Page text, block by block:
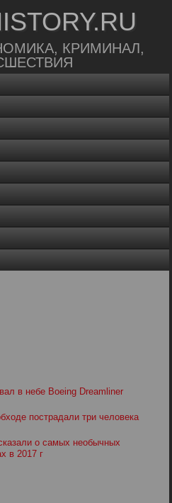
КРИМИНАЛ,
в небе Boeing Dreamliner
пострадали три человека
о самых необычных
в 2017 г